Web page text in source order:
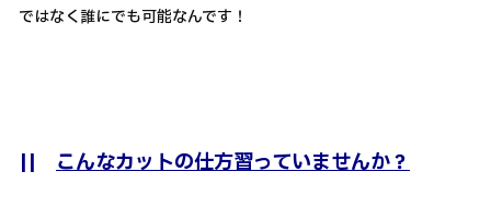
ではなく誰にでも可能なんです！
|| こんなカットの仕方習っていませんか？